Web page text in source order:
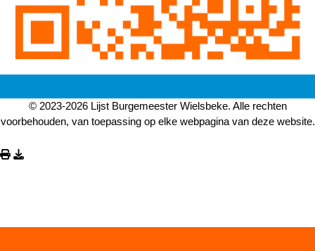
© 2023-2026 Lijst Burgemeester Wielsbeke. Alle rechten
voorbehouden, van toepassing op elke webpagina van deze website.